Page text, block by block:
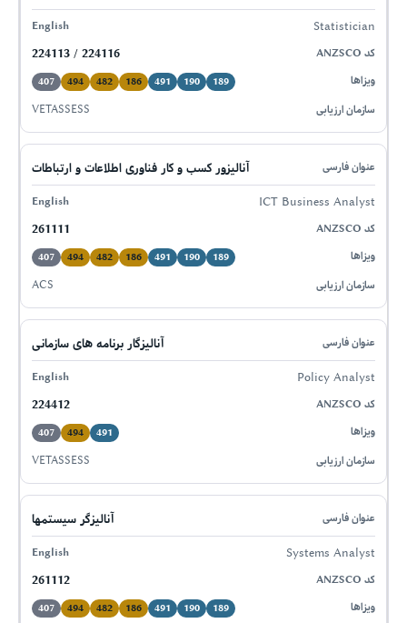
Statistician
224113 / 224116
189
190
491
186
482
494
407
VETASSESS
آنالیزور کسب و کار فناوری اطلاعات و ارتباطات
ICT Business Analyst
261111
189
190
491
186
482
494
407
ACS
آنالیزگار برنامه های سازمانی
Policy Analyst
224412
491
494
407
VETASSESS
آنالیزگر سیستمها
Systems Analyst
261112
189
190
491
186
482
494
407